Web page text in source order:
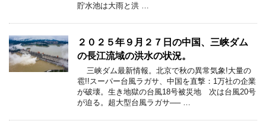
貯水池は大雨と洪 …
２０２５年９月２７日の中国、三峡ダム
の長江流域の洪水の状況。
三峡ダム最新情報。北京で秋の異常気象!大量の
雹!!スーパー台風ラガサ、中国を直撃：1万社の企業
が破壊。生き地獄の台風18号被災地 次は台風20号
が迫る。超大型台風ラガサ── …